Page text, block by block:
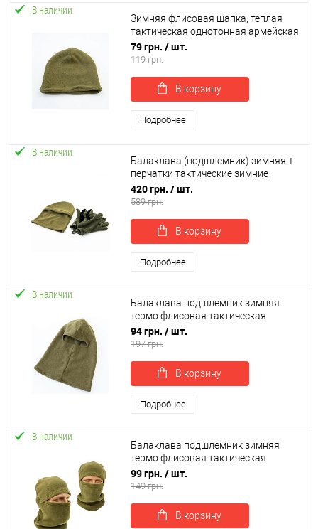
В наличии
Зимняя флисовая шапка, теплая
тактическая однотонная армейская
шапка OSPORT (ty-0042)
79 грн. / шт.
119 грн.
В корзину
Подробнее
В наличии
Балаклава (подшлемник) зимняя +
перчатки тактические зимние
флисовые (ty-0029)
420 грн. / шт.
589 грн.
В корзину
Подробнее
В наличии
Балаклава подшлемник зимняя
термо флисовая тактическая
OSPORT (FI-0016)
94 грн. / шт.
197 грн.
В корзину
Подробнее
В наличии
Балаклава подшлемник зимняя
термо флисовая тактическая
OSPORT (TK-0004)
99 грн. / шт.
149 грн.
В корзину